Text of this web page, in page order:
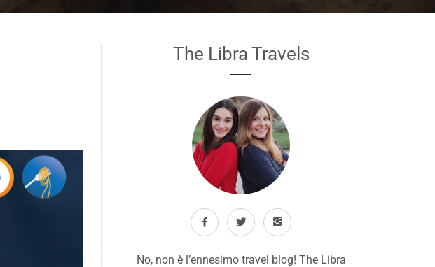
The Libra Travels
No, non è l’ennesimo travel blog! The Libra